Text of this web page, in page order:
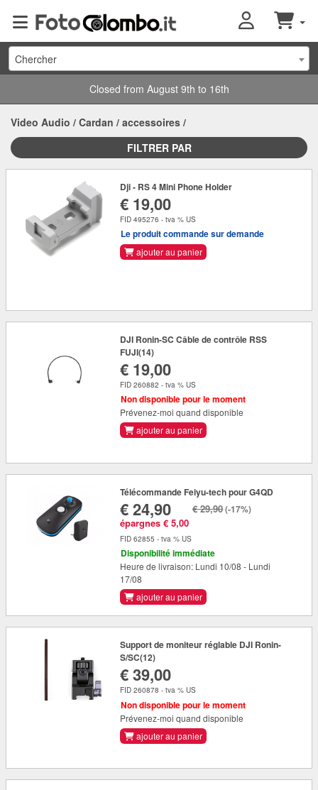
Chercher
Closed from August 9th to 16th
Video Audio / Cardan / accessoires /
FILTRER PAR
Dji - RS 4 Mini Phone Holder
€ 19,00
FID 495276 - tva % US
Le produit commande sur demande
ajouter au panier
DJI Ronin-SC Câble de contrôle RSS
FUJI(14)
€ 19,00
FID 260882 - tva % US
Non disponible pour le moment
Prévenez-moi quand disponible
ajouter au panier
Télécommande Feiyu-tech pour G4QD
€ 24,90
épargnes € 5,00
€ 29,90(-17%)
FID 62855 - tva % US
Disponibilité immédiate
Heure de livraison: Lundi 10/08 - Lundi
17/08
ajouter au panier
Support de moniteur réglable DJI Ronin-
S/SC(12)
€ 39,00
FID 260878 - tva % US
Non disponible pour le moment
Prévenez-moi quand disponible
ajouter au panier